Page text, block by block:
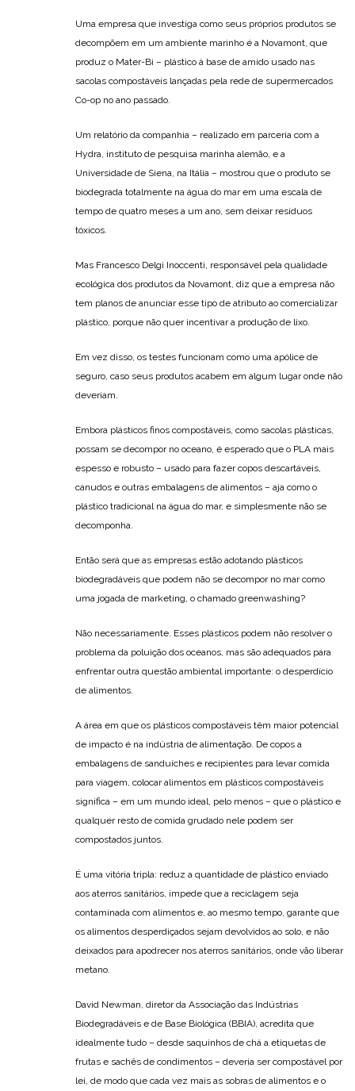
Uma empresa que investiga como seus próprios produtos se
decompõem em um ambiente marinho é a Novamont, que
produz o Mater-Bi – plástico à base de amido usado nas
sacolas compostáveis lançadas pela rede de supermercados
Co-op no ano passado.
Um relatório da companhia – realizado em parceria com a
Hydra, instituto de pesquisa marinha alemão, e a
Universidade de Siena, na Itália – mostrou que o produto se
biodegrada totalmente na água do mar em uma escala de
tempo de quatro meses a um ano, sem deixar resíduos
tóxicos.
Mas Francesco Delgi Inoccenti, responsável pela qualidade
ecológica dos produtos da Novamont, diz que a empresa não
tem planos de anunciar esse tipo de atributo ao comercializar
plástico, porque não quer incentivar a produção de lixo.
Em vez disso, os testes funcionam como uma apólice de
seguro, caso seus produtos acabem em algum lugar onde não
deveriam.
Embora plásticos finos compostáveis, como sacolas plásticas,
possam se decompor no oceano, é esperado que o PLA mais
espesso e robusto – usado para fazer copos descartáveis,
canudos e outras embalagens de alimentos – aja como o
plástico tradicional na água do mar, e simplesmente não se
decomponha.
Então será que as empresas estão adotando plásticos
biodegradáveis que podem não se decompor no mar como
uma jogada de marketing, o chamado greenwashing?
Não necessariamente. Esses plásticos podem não resolver o
problema da poluição dos oceanos, mas são adequados para
enfrentar outra questão ambiental importante: o desperdício
de alimentos.
A área em que os plásticos compostáveis têm maior potencial
de impacto é na indústria de alimentação. De copos a
embalagens de sanduíches e recipientes para levar comida
para viagem, colocar alimentos em plásticos compostáveis
significa – em um mundo ideal, pelo menos – que o plástico e
qualquer resto de comida grudado nele podem ser
compostados juntos.
É uma vitória tripla: reduz a quantidade de plástico enviado
aos aterros sanitários, impede que a reciclagem seja
contaminada com alimentos e, ao mesmo tempo, garante que
os alimentos desperdiçados sejam devolvidos ao solo, e não
deixados para apodrecer nos aterros sanitários, onde vão liberar
metano.
David Newman, diretor da Associação das Indústrias
Biodegradáveis e de Base Biológica (BBIA), acredita que
idealmente tudo – desde saquinhos de chá a etiquetas de
frutas e sachês de condimentos – deveria ser compostável por
lei, de modo que cada vez mais as sobras de alimentos e o